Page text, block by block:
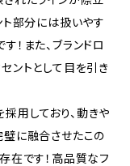
ト部分には扱いやす
！また、ブランドロ
ントとして目を引き
用しており、動きや
璧に融合させたこの
在です！高品質なフ